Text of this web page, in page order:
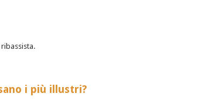
i più illustri?